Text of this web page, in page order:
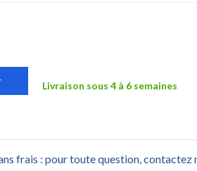
Livraison sous 4 à 6 semaines
frais : pour toute question, contactez